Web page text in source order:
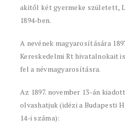
akitől két gyermeke született,
1894-ben.
A nevének magyarosítására
Kereskedelmi Rt hivatalnokait
fel a névmagyarosításra.
Az 1897. november 13-án
olvashatjuk (idézi a Budapesti
14-i száma):